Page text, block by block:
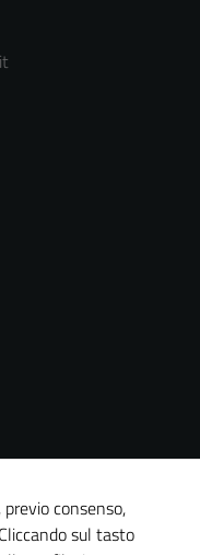
consenso,
sul tasto